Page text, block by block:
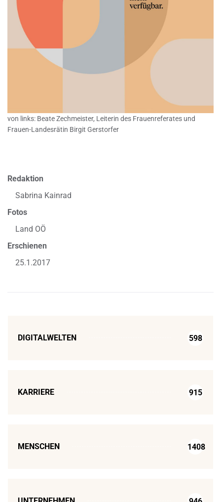
von links: Beate Zechmeister, Leiterin des Frauenreferates und
Frauen-Landesrätin Birgit Gerstorfer
Redaktion
Sabrina Kainrad
Fotos
Land OÖ
Erschienen
25.1.2017
DIGITALWELTEN 598
KARRIERE 915
MENSCHEN 1408